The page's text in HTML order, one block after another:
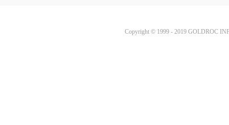
Copyright © 1999 - 2019 GOLDROC